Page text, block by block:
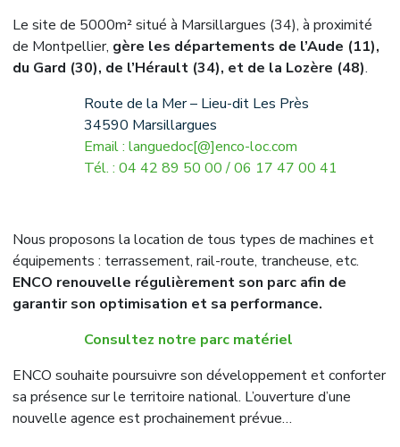
Le site de 5000m² situé à Marsillargues (34), à proximité
de Montpellier, gère les départements de l’Aude (11),
du Gard (30), de l’Hérault (34), et de la Lozère (48).
Route de la Mer – Lieu-dit Les Près
34590 Marsillargues
Email : languedoc[@]enco-loc.com
Tél. : 04 42 89 50 00 / 06 17 47 00 41
Nous proposons la location de tous types de machines et
équipements : terrassement, rail-route, trancheuse, etc.
ENCO renouvelle régulièrement son parc afin de
garantir son optimisation et sa performance.
Consultez notre parc matériel
ENCO souhaite poursuivre son développement et conforter
sa présence sur le territoire national. L’ouverture d’une
nouvelle agence est prochainement prévue…